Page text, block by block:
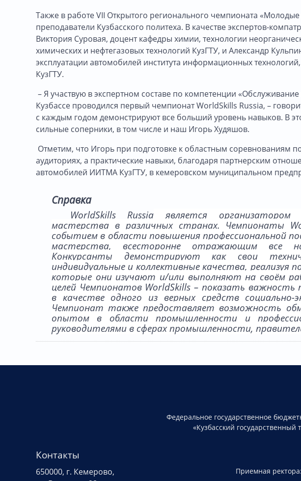
Также в работе VII Открытого регионального чемпионата
преподаватели Кузбасского политеха. В качестве экспертов-
Виктория Суровая, доцент кафедры химии, технологии
химических и нефтегазовых технологий КузГТУ, и Александр
эксплуатации автомобилей института информационных
КузГТУ.
– Я участвую в экспертном составе по компетенции «Обслуживание
Кузбассе проводился первый чемпионат WorldSkills Russia, –
с каждым годом демонстрируют все больший уровень навыков. В
сильные соперники, в том числе и наш Игорь Худяшов.
Отметим, что Игорь при подготовке к областным соревнованиям
аудиториях, а практические навыки, благодаря партнерским
автомобилей ИИТМА КузГТУ, в кемеровском муниципальном
Справка
WorldSkills Russia является организатором
мастерства в различных странах. Чемпионаты
событием в области повышения профессиональной
мастерства, всесторонне отражающим все
Конкурсанты демонстрируют как свои
индивидуальные и коллективные качества, реализуя
которые они изучают и/или выполняют на своём
целей Чемпионатов WorldSkills – показать важность
в качестве одного из верных средств социально-
Чемпионат также предоставляет возможность
опытом в области промышленности и
руководителями в сферах промышленности,
Федеральное государственное
«Кузбасский
Контакты
650000, г. Кемерово,
Приемная